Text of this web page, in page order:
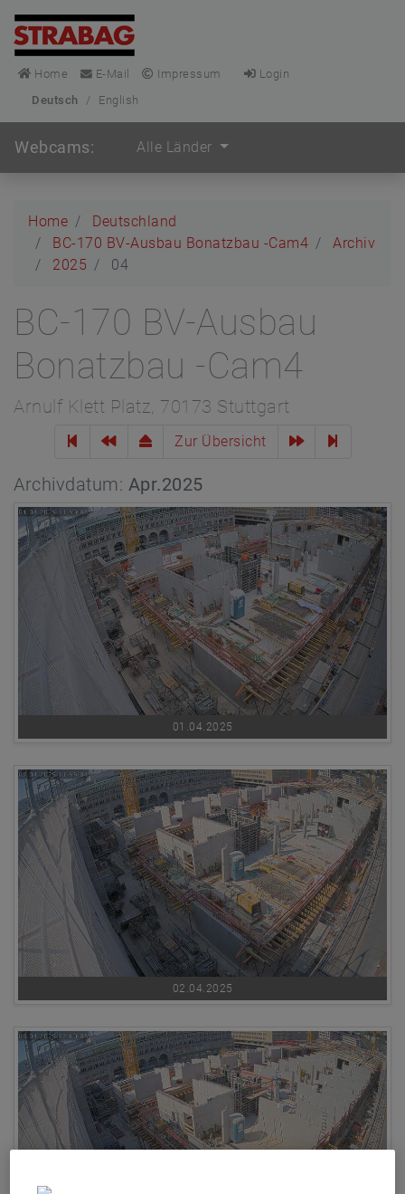
Home E-Mail Impressum
Login
Deutsch
/ English
Webcams: Alle Länder
Home
Deutschland
BC-170 BV-Ausbau Bonatzbau -Cam4
Archiv
2025
04
BC-170 BV-Ausbau
Bonatzbau -Cam4
Arnulf Klett Platz, 70173 Stuttgart
Zur Übersicht
Archivdatum: Apr.2025
01.04.2025
02.04.2025